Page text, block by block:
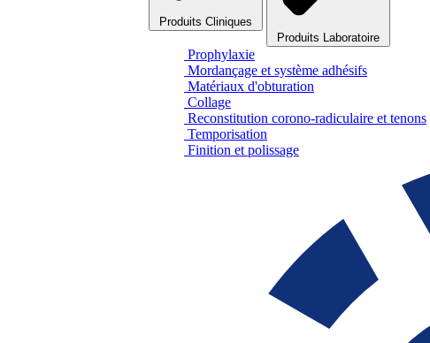
Produits Cliniques
Produits Laboratoire
Prophylaxie
Mordançage et système adhésifs
Matériaux d'obturation
Collage
Reconstitution corono-radiculaire et tenons
Temporisation
Finition et polissage